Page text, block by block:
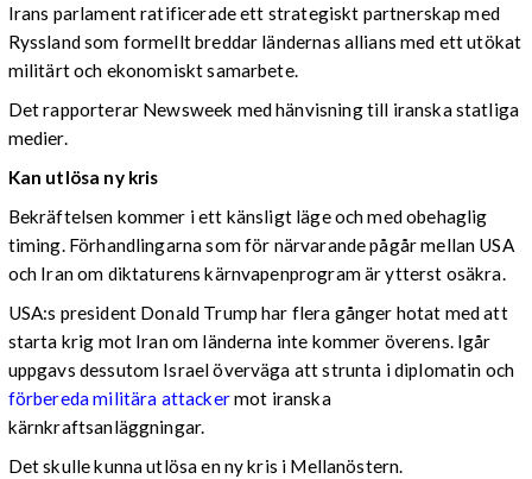
Irans parlament ratificerade ett strategiskt partnerskap med
Ryssland som formellt breddar ländernas allians med ett utökat
militärt och ekonomiskt samarbete.
Det rapporterar Newsweek med hänvisning till iranska statliga
medier.
Kan utlösa ny kris
Bekräftelsen kommer i ett känsligt läge och med obehaglig
timing. Förhandlingarna som för närvarande pågår mellan USA
och Iran om diktaturens kärnvapenprogram är ytterst osäkra.
USA:s president Donald Trump har flera gånger hotat med att
starta krig mot Iran om länderna inte kommer överens. Igår
uppgavs dessutom Israel överväga att strunta i diplomatin och
förbereda militära attackermot iranska
kärnkraftsanläggningar.
Det skulle kunna utlösa en ny kris i Mellanöstern.